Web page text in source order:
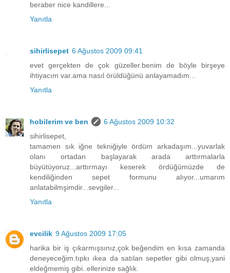
beraber nice kandillere...
Yanıtla
sihirlisepet 6 Ağustos 2009 09:41
evet gerçekten de çok güzeller.benim de böyle birşeye
ihtiyacım var.ama nasıl örüldüğünü anlayamadım...
Yanıtla
hobilerim ve ben
6 Ağustos 2009 10:32
sihirlisepet,
tamamen sık iğne tekniğiyle ördüm arkadaşım...yuvarlak
olanı ortadan başlayarak arada arttırmalarla
büyütüyoruz...arttırmayı keserek ördüğümüzde de
kendiliğinden sepet formunu alıyor...umarım
anlatabilmşimdir...sevgiler...
Yanıtla
evcilik 9 Ağustos 2009 17:05
harika bir iş çıkarmışsınız,çok beğendim en kısa zamanda
deneyeceğim.tıpkı ıkea da satılan sepetler gibi olmuş,yani
eldeğmemiş gibi..ellerinize sağlık.